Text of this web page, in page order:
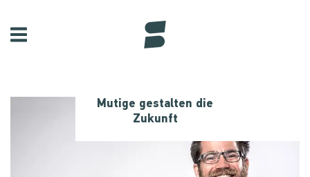
Mutige gestalten die
Zukunft